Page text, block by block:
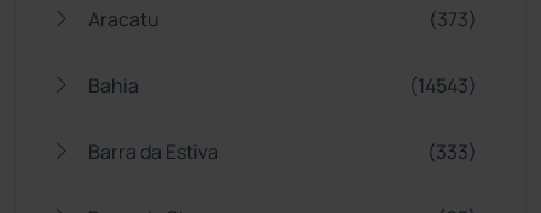
Aracatu (373)
Bahia (14543)
Barra da Estiva (333)